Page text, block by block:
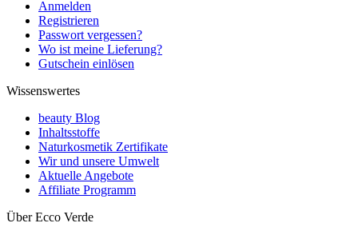
Anmelden
Registrieren
Passwort vergessen?
Wo ist meine Lieferung?
Gutschein einlösen
Wissenswertes
beauty Blog
Inhaltsstoffe
Naturkosmetik Zertifikate
Wir und unsere Umwelt
Aktuelle Angebote
Affiliate Programm
Über Ecco Verde